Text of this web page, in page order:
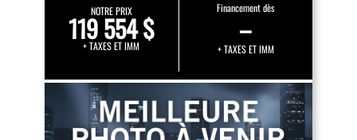
NOTRE PRIX
119 554 $
+ TAXES ET IMM
Financement dès
–
+ TAXES ET IMM